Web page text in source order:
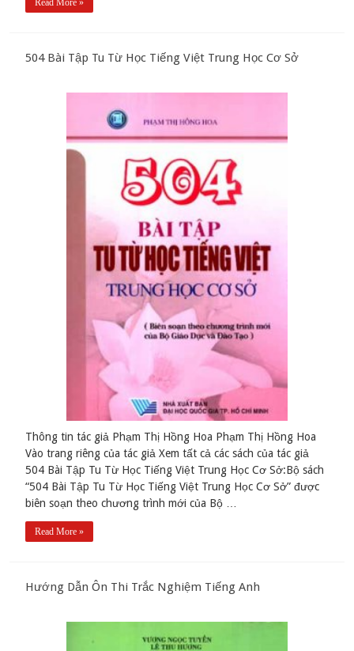
Read More »
504 Bài Tập Tu Từ Học Tiếng Việt Trung Học Cơ Sở
Thông tin tác giả Phạm Thị Hồng Hoa Phạm Thị Hồng Hoa
Vào trang riêng của tác giả Xem tất cả các sách của tác giả
504 Bài Tập Tu Từ Học Tiếng Việt Trung Học Cơ Sở:Bộ sách
“504 Bài Tập Tu Từ Học Tiếng Việt Trung Học Cơ Sở” được
biên soạn theo chương trình mới của Bộ …
Read More »
Hướng Dẫn Ôn Thi Trắc Nghiệm Tiếng Anh